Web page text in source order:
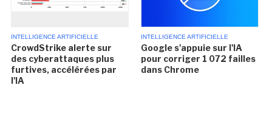
INTELLIGENCE ARTIFICIELLE
CrowdStrike alerte sur
des cyberattaques plus
furtives, accélérées par
l'IA
INTELLIGENCE ARTIFICIELLE
Google s'appuie sur l'IA
pour corriger 1 072 failles
dans Chrome